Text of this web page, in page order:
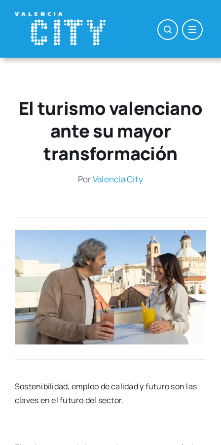
contenido
El turismo valenciano
ante su mayor
transformación
PorValen­cia City
Sos­te­ni­bi­li­dad, empleo de cali­dad y futu­ro son las
cla­ves en el futu­ro del sec­tor.